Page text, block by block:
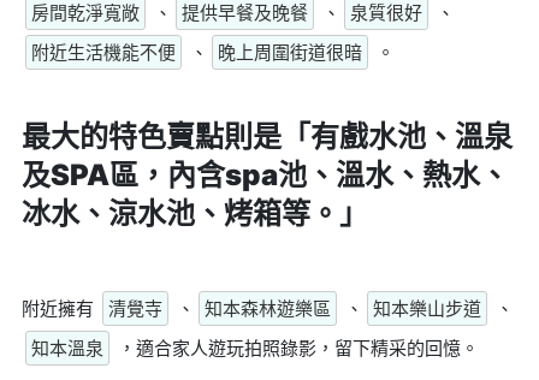
房間乾淨寬敞
、 提供早餐及晚餐 、 泉質很好
、
附近生活機能不便
、 晚上周圍街道很暗 。
最大的特色賣點則是「有戲水池、溫泉
及SPA區，內含spa池、溫水、熱水、
冰水、涼水池、烤箱等。」
附近擁有 清覺寺 、 知本森林遊樂區 、 知本樂山步道
、
知本溫泉
，適合家人遊玩拍照錄影，留下精采的回憶。